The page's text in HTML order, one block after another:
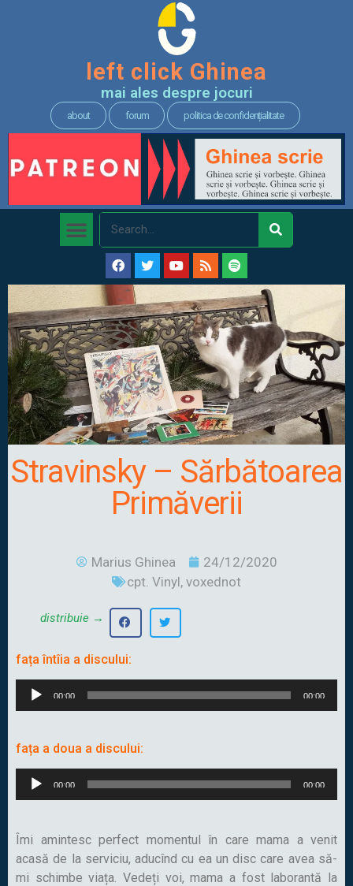
left click Ghinea
mai ales despre jocuri
about forum politica de confidențialitate
Stravinsky – Sărbătoarea
Primăverii
Marius Ghinea
24/12/2020
cpt. Vinyl, voxednot
distribuie →
fața întîia a discului:
Audio
00:00 00:00
fața a doua a discului:
Audio
00:00 00:00
Îmi amintesc perfect momentul în care mama a venit
acasă de la serviciu, aducînd cu ea un disc care avea să-
mi schimbe viața. Vedeți voi, mama a fost laborantă la